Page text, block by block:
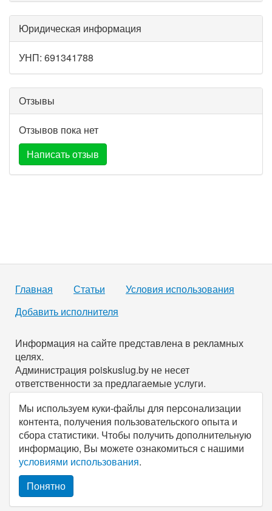
Юридическая информация
УНП: 691341788
Отзывы
Отзывов пока нет
Написать отзыв
Главная Статьи
Условия использования
Добавить исполнителя
Информация на сайте представлена в рекламных
целях.
Администрация poiskuslug.by не несет
ответственности за предлагаемые услуги.
По всем имеющимся вопросам вы можете связаться с
нами черезформу обратной связи.
© Все права защищены, 2026, poiskuslug.by.
Мы используем куки-файлы для персонализации
контента, получения пользовательского опыта и
сбора статистики. Чтобы получить дополнительную
информацию, Вы можете ознакомиться с нашими
условиями использования.
Понятно